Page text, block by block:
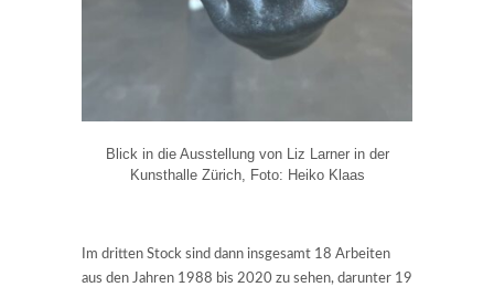
Blick in die Ausstellung von Liz Larner in der
Kunsthalle Zürich, Foto: Heiko Klaas
Im dritten Stock sind dann insgesamt 18 Arbeiten
aus den Jahren 1988 bis 2020 zu sehen, darunter 19